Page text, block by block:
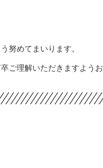
努めてまいります。
ご理解いただきますようお